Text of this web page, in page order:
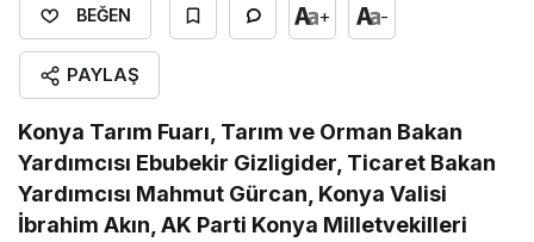
BEĞEN + -
PAYLAŞ
Konya Tarım Fuarı, Tarım ve Orman Bakan
Yardımcısı Ebubekir Gizligider, Ticaret Bakan
Yardımcısı Mahmut Gürcan, Konya Valisi
İbrahim Akın, AK Parti Konya Milletvekilleri